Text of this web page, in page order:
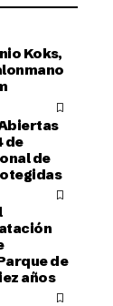
Koks,
de
de
de
años